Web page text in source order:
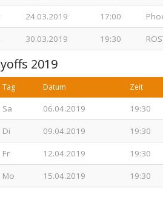
24.03.2019 17:00
30.03.2019 19:30
2019
Tag Datum Zeit
Sa 06.04.2019 19:30
Di 09.04.2019 19:30
Fr 12.04.2019 19:30
Mo 15.04.2019 19:30